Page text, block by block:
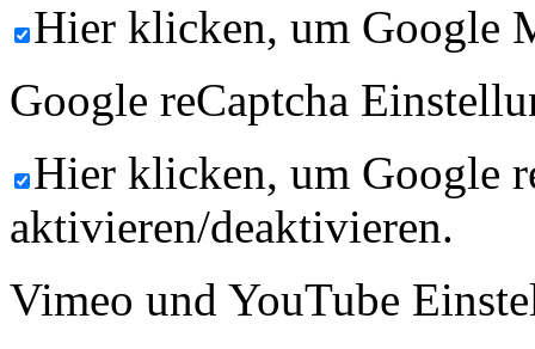
Hier klicken, um Google
Google reCaptcha
Hier klicken, um Google
aktivieren/deaktivieren.
Vimeo und YouTube